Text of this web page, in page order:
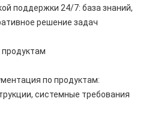
поддержки 24/7: база знаний,
решение задач
по продуктам:
системные требования